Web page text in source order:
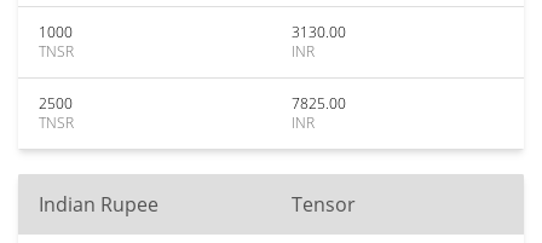
1000
TNSR
3130.00
INR
2500
TNSR
7825.00
INR
Indian Rupee Tensor